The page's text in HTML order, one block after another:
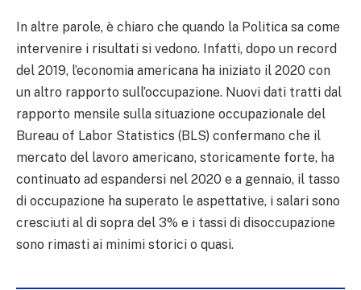
In altre parole, è chiaro che quando la Politica sa come
intervenire i risultati si vedono. Infatti, dopo un record
del 2019, l’economia americana ha iniziato il 2020 con
un altro rapporto sull’occupazione. Nuovi dati tratti dal
rapporto mensile sulla situazione occupazionale del
Bureau of Labor Statistics (BLS) confermano che il
mercato del lavoro americano, storicamente forte, ha
continuato ad espandersi nel 2020 e a gennaio, il tasso
di occupazione ha superato le aspettative, i salari sono
cresciuti al di sopra del 3% e i tassi di disoccupazione
sono rimasti ai minimi storici o quasi.